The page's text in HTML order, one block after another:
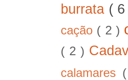
burrata ( 6
cação ( 2 )
( 2 )
calamares